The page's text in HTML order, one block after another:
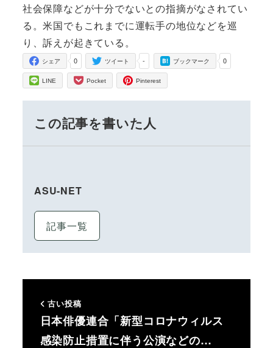
社会保障などが十分でないとの指摘がなされてい
る。米国でもこれまでに運転手の地位などを巡
り、訴えが起きている。
0
シェア -
ツイート 0
ブックマーク
LINE Pocket Pinterest
この記事を書いた人
ASU-NET
記事一覧
古い投稿
日本俳優連合「新型コロナウィルス
感染防止措置に伴う公演などの…